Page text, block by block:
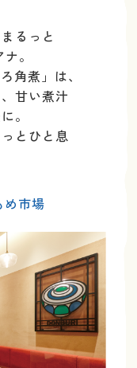
るっと
。
角煮」は、
甘い煮汁
。
とひと息
め市場